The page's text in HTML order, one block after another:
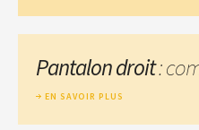
Pantalon droit:
EN SAVOIR PLUS